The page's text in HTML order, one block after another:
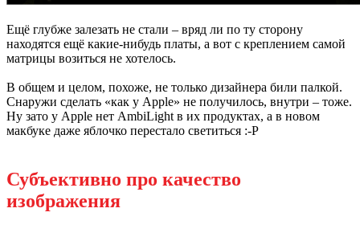
Ещё глубже залезать не стали – вряд ли по ту сторону
находятся ещё какие-нибудь платы, а вот с креплением самой
матрицы возиться не хотелось.
В общем и целом, похоже, не только дизайнера били палкой.
Снаружи сделать «как у Apple» не получилось, внутри – тоже.
Ну зато у Apple нет AmbiLight в их продуктах, а в новом
макбуке даже яблочко перестало светиться :-P
Субъективно про качество
изображения